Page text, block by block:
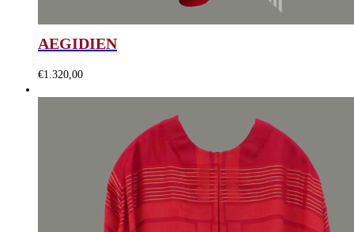
AEGIDIEN
€1.320,00